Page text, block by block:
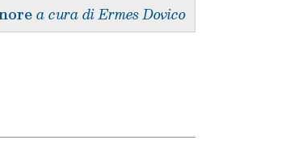
a cura di Ermes Dovico